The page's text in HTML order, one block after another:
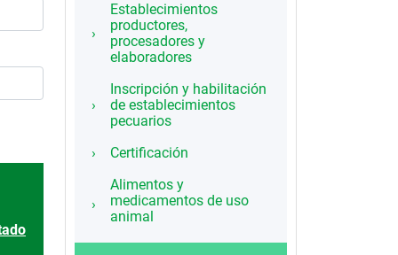
Establecimientos
productores,
procesadores y
elaboradores
Inscripción y habilitación
de establecimientos
pecuarios
Certificación
Alimentos y
medicamentos de uso
animal